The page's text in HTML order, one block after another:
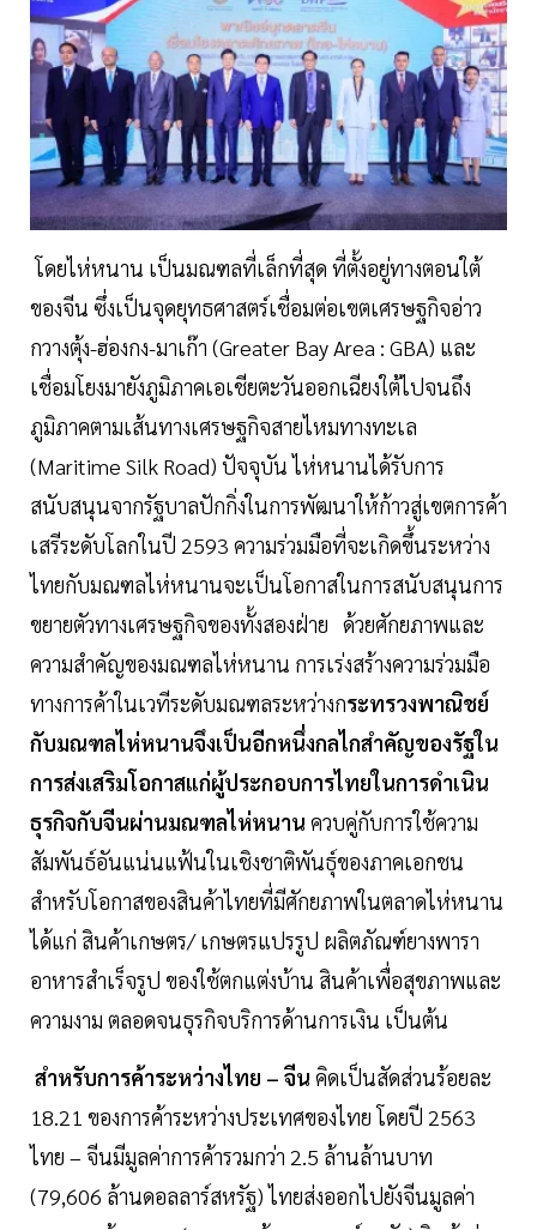
โดยไห่หนาน เป็นมณฑลที่เล็กที่สุด ที่ตั้งอยู่ทางตอนใต้
ของจีน ซึ่งเป็นจุดยุทธศาสตร์เชื่อมต่อเขตเศรษฐกิจอ่าว
กวางตุ้ง-ฮ่องกง-มาเก๊า (Greater Bay Area : GBA) และ
เชื่อมโยงมายังภูมิภาคเอเชียตะวันออกเฉียงใต้ไปจนถึง
ภูมิภาคตามเส้นทางเศรษฐกิจสายไหมทางทะเล
(Maritime Silk Road) ปัจจุบัน ไห่หนานได้รับการ
สนับสนุนจากรัฐบาลปักกิ่งในการพัฒนาให้ก้าวสู่เขตการค้า
เสรีระดับโลกในปี 2593 ความร่วมมือที่จะเกิดขึ้นระหว่าง
ไทยกับมณฑลไห่หนานจะเป็นโอกาสในการสนับสนุนการ
ขยายตัวทางเศรษฐกิจของทั้งสองฝ่าย ด้วยศักยภาพและ
ความสำคัญของมณฑลไห่หนาน การเร่งสร้างความร่วมมือ
ทางการค้าในเวทีระดับมณฑลระหว่างกระทรวงพาณิชย์
กับมณฑลไห่หนานจึงเป็นอีกหนึ่งกลไกสำคัญของรัฐใน
การส่งเสริมโอกาสแก่ผู้ประกอบการไทยในการดำเนิน
ธุรกิจกับจีนผ่านมณฑลไห่หนาน ควบคู่กับการใช้ความ
สัมพันธ์อันแน่นแฟ้นในเชิงชาติพันธุ์ของภาคเอกชน
สำหรับโอกาสของสินค้าไทยที่มีศักยภาพในตลาดไห่หนาน
ได้แก่ สินค้าเกษตร/ เกษตรแปรรูป ผลิตภัณฑ์ยางพารา
อาหารสำเร็จรูป ของใช้ตกแต่งบ้าน สินค้าเพื่อสุขภาพและ
ความงาม ตลอดจนธุรกิจบริการด้านการเงิน เป็นต้น
สำหรับการค้าระหว่างไทย – จีน คิดเป็นสัดส่วนร้อยละ
18.21 ของการค้าระหว่างประเทศของไทย โดยปี 2563
ไทย – จีนมีมูลค่าการค้ารวมกว่า 2.5 ล้านล้านบาท
(79,606 ล้านดอลลาร์สหรัฐ) ไทยส่งออกไปยังจีนมูลค่า